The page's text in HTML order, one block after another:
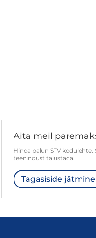
Aita meil
Hinda palun STV kodulehte.
teenindust täiustada.
Tagasiside jätmine